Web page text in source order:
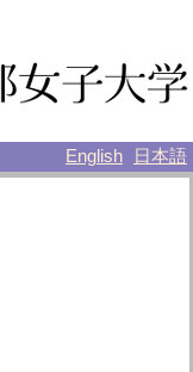
English 日本語